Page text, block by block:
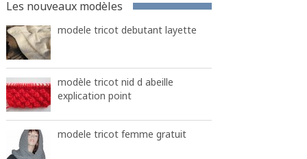
Les nouveaux modèles
modele tricot debutant layette
modèle tricot nid d abeille
explication point
modele tricot femme gratuit